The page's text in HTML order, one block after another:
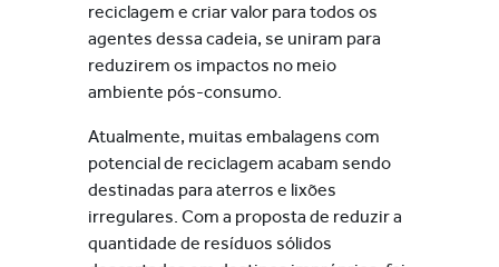
reciclagem e criar valor para todos os
agentes dessa cadeia, se uniram para
reduzirem os impactos no meio
ambiente pós-consumo.
Atualmente, muitas embalagens com
potencial de reciclagem acabam sendo
destinadas para aterros e lixões
irregulares. Com a proposta de reduzir a
quantidade de resíduos sólidos